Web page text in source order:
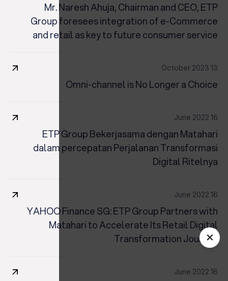
Mr. Naresh Ahuja, Chairman and CEO, ETP
Group foresees integration of e-Commerce
and retail as key to future consumer service
13 October 2023
Omni-channel is No Longer a Choice
16 June 2022
ETP Group Bekerjasama dengan Matahari
dalam percepatan Perjalanan Transformasi
Digital Ritelnya
16 June 2022
YAHOO Finance SG: ETP Group Partners with
Matahari to Accelerate Its Retail Digital
Transformation Journey
16 June 2022
✕